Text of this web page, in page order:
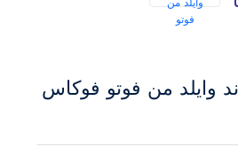
وايلد من فوتو فوكاس